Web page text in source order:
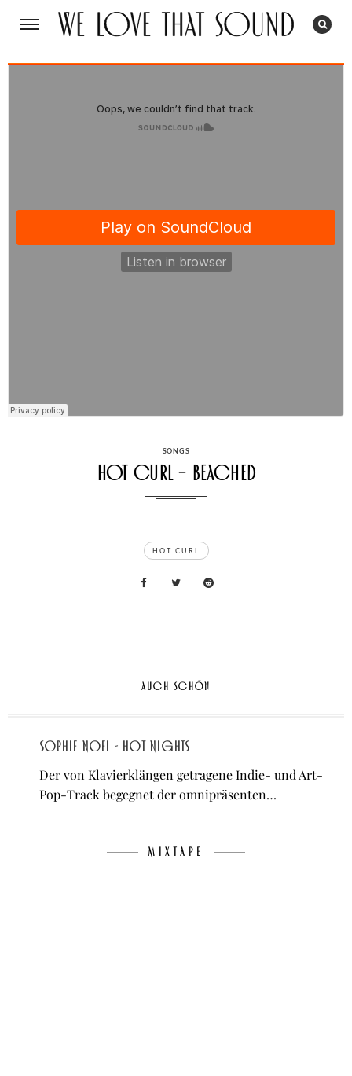
CATEGORIES
SONGS
Hot Curl – Beached
HOT CURL
AUCH SCHÖN
Sophie Noel - Hot Nights
Der von Klavierklängen getragene Indie- und Art-
Pop-Track begegnet der omnipräsenten…
MIXTAPE